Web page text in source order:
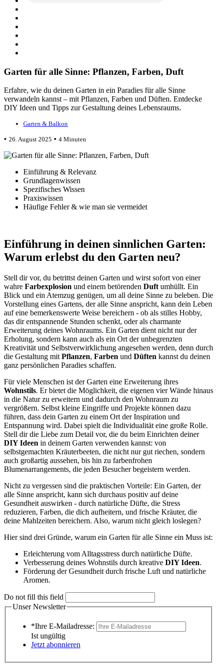
Garten für alle Sinne: Pflanzen, Farben, Duft
Erfahre, wie du deinen Garten in ein Paradies für alle Sinne
verwandeln kannst – mit Pflanzen, Farben und Düften. Entdecke
DIY Ideen und Tipps zur Gestaltung deines Lebensraums.
Garten & Balkon
• 26. August 2025 • 4 Minuten
Einführung & Relevanz
Grundlagenwissen
Spezifisches Wissen
Praxiswissen
Häufige Fehler & wie man sie vermeidet
Einführung in deinen sinnlichen Garten:
Warum erlebst du den Garten neu?
Stell dir vor, du betrittst deinen Garten und wirst sofort von einer
wahre Farbexplosion und einem betörenden Duft umhüllt. Ein
Blick und ein Atemzug genügen, um all deine Sinne zu beleben. Die
Vorstellung eines Gartens, der alle Sinne anspricht, kann dein Leben
auf eine bemerkenswerte Weise bereichern - ob als stilles Hobby,
das dir entspannende Stunden schenkt, oder als charmante
Erweiterung deines Wohnraums. Ein Garten dient nicht nur der
Erholung, sondern kann auch als ein Ort der unbegrenzten
Kreativität und Selbstverwirklichung angesehen werden, denn durch
die Gestaltung mit Pflanzen, Farben und Düften kannst du deinen
ganz persönlichen Paradies schaffen.
Für viele Menschen ist der Garten eine Erweiterung ihres
Wohnstils. Er bietet die Möglichkeit, die eigenen vier Wände hinaus
in die Natur zu erweitern und dadurch den Wohnraum zu
vergrößern. Selbst kleine Eingriffe und Projekte können dazu
führen, dass dein Garten zu einem Ort der Inspiration und
Entspannung wird. Dabei spielt die Individualität eine große Rolle.
Stell dir die Liebe zum Detail vor, die du beim Einrichten deiner
DIY Ideen in deinem Garten verwenden kannst: von
selbstgemachten Kräuterbeeten, die nicht nur gut riechen, sondern
auch großartig aussehen, bis hin zu farbenfrohen
Blumenarrangements, die jeden Besucher begeistern werden.
Nicht zu vergessen sind die praktischen Vorteile: Ein Garten, der
alle Sinne anspricht, kann sich durchaus positiv auf deine
Gesundheit auswirken - durch natürliche Düfte, die Stress
reduzieren, Farben, die dich aufheitern, und frische Kräuter, die
deine Mahlzeiten bereichern. Also, warum nicht gleich loslegen?
Hier sind drei Gründe, warum ein Garten für alle Sinne ein Muss ist:
Erleichterung vom Alltagsstress durch natürliche Düfte.
Verbesserung deines Wohnstils durch kreative DIY Ideen.
Förderung der Gesundheit durch frische Luft und natürliche
Aromen.
Do not fill this field
Unser Newsletter
*Ihre E-Mailadresse:
Ist ungültig
Jetzt abonnieren